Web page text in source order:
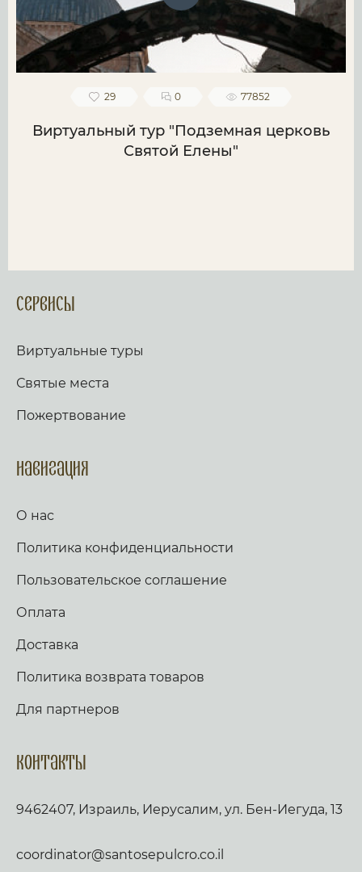
29 0 77852
Виртуальный тур "Подземная церковь
Святой Елены"
Сервисы
Виртуальные туры
Святые места
Пожертвование
Навигация
О нас
Политика конфиденциальности
Пользовательское соглашение
Оплата
Доставка
Политика возврата товаров
Для партнеров
Контакты
9462407, Израиль, Иерусалим, ул. Бен-Иегуда, 13
coordinator@santosepulcro.co.il